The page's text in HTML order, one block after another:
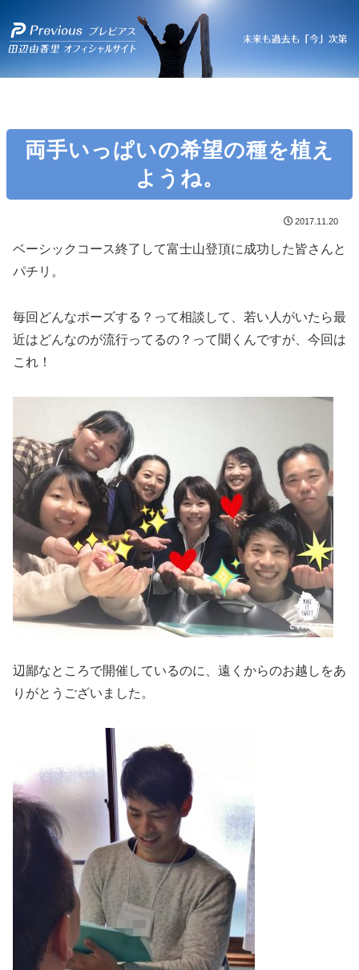
両手いっぱいの希望の種を植え
ようね。
2017.11.20
ベーシックコース終了して富士山登頂に成功した皆さんと
パチリ。
毎回どんなポーズする？って相談して、若い人がいたら最
近はどんなのが流行ってるの？って聞くんですが、今回は
これ！
辺鄙なところで開催しているのに、遠くからのお越しをあ
りがとうございました。